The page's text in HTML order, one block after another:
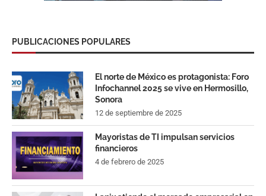
PUBLICACIONES POPULARES
El norte de México es protagonista: Foro
Infochannel 2025 se vive en Hermosillo,
Sonora
12 de septiembre de 2025
Mayoristas de TI impulsan servicios
financieros
4 de febrero de 2025